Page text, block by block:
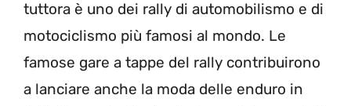
tuttora è uno dei rally di automobilismo e di
motociclismo più famosi al mondo. Le
famose gare a tappe del rally contribuirono
a lanciare anche la moda delle enduro in